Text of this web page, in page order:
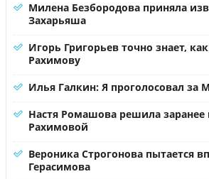
Милена Безбородова приняла
Захарьяша
Игорь Григорьев точно знает,
Рахимову
Илья Галкин: Я проголосовал за
Настя Ромашова решила заранее
Рахимовой
Вероника Строгонова пытается
Герасимова